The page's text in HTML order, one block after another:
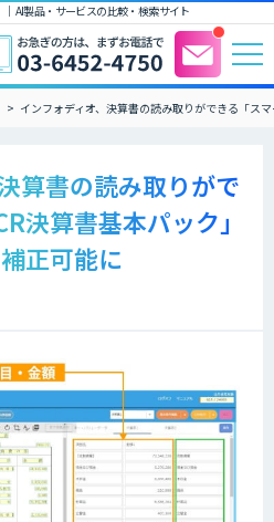
AI製品・サービスの比較・検索サイト
インフォディオ、決算書の読み取りができる「ス
算書の読み取りがで
決算書基本パック」
正可能に